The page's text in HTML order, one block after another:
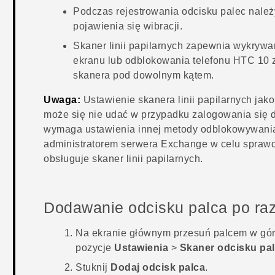
Podczas rejestrowania odcisku palec
pojawienia się wibracji.
Skaner linii papilarnych zapewnia
ekranu lub odblokowania telefonu HTC 10
skanera pod dowolnym kątem.
Uwaga: Ustawienie skanera linii papilarnych
może się nie udać w przypadku zalogowania się
wymaga ustawienia innej metody
administratorem serwera Exchange w celu
obsługuje skaner linii papilarnych.
Dodawanie odcisku palca po
Na ekranie głównym przesuń palcem w
pozycje Ustawienia > Skaner odcisku
Stuknij Dodaj odcisk palca.